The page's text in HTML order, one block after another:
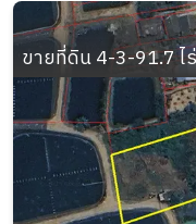
ขายที่ดิน 4-3-91.7 ไ